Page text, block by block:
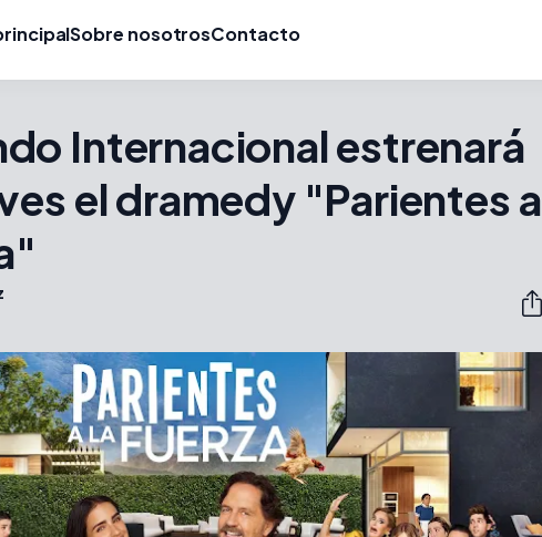
Sobre nosotrosContacto
Internacional estrenará
el dramedy "Parientes a